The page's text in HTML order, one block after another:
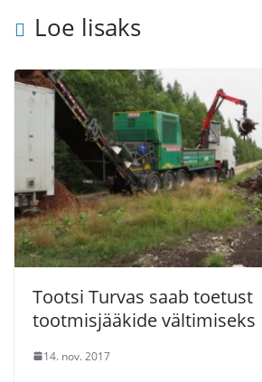
Loe lisaks
Tootsi Turvas saab toetust
tootmisjääkide vältimiseks
14. nov. 2017